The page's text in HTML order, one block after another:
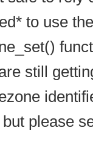
to use
still
please